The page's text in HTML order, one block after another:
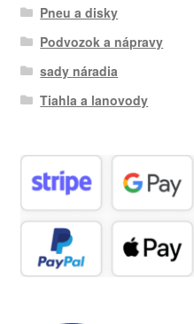
Pneu a disky
Podvozok a nápravy
sady náradia
Tiahla a lanovody